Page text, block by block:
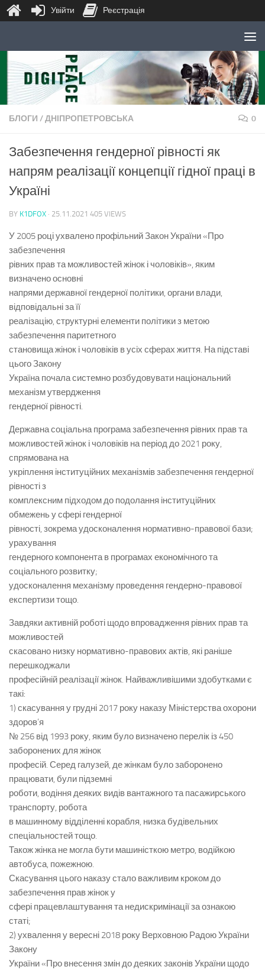
Skip to content
БЛОГИ /ДНІПРОПЕТРОВСЬКА 0
Забезпечення гендерної рівності як
напрям реалізації концепції гідної праці в
Україні
BY K1DFOX · 25.11.2021 405 VIEWS
У 2005 році ухвалено профільний Закон України «Про
забезпечення
рівних прав та можливостей жінок і чоловіків», яким
визначено основні
напрями державної гендерної політики, органи влади,
відповідальні за її
реалізацію, структурні елементи політики з метою
забезпечення паритетного
становища жінок і чоловіків в усіх сферах життя. На підставі
цього Закону
Україна почала системно розбудовувати національний
механізм утвердження
гендерної рівності.
Державна соціальна програма забезпечення рівних прав та
можливостей жінок і чоловіків на період до 2021 року,
спрямована на
укріплення інституційних механізмів забезпечення гендерної
рівності з
комплексним підходом до подолання інституційних
обмежень у сфері гендерної
рівності, зокрема удосконалення нормативно-правової бази;
урахування
гендерного компонента в програмах економічного та
соціального розвитку;
удосконалення механізму проведення гендерно-правової
експертизи тощо.
Завдяки активній роботі щодо впровадження рівних прав та
можливостей
скасовано низку нормативно-правових актів, які раніше
перешкоджали
професійній реалізації жінок. Найважливішими здобутками є
такі:
1) скасування у грудні 2017 року наказу Міністерства охорони
здоров’я
№ 256 від 1993 року, яким було визначено перелік із 450
заборонених для жінок
професій. Серед галузей, де жінкам було заборонено
працювати, були підземні
роботи, водіння деяких видів вантажного та пасажирського
транспорту, робота
в машинному відділенні корабля, низка будівельних
спеціальностей тощо.
Також жінка не могла бути машиністкою метро, водійкою
автобуса, пожежною.
Скасування цього наказу стало важливим кроком до
забезпечення прав жінок у
сфері працевлаштування та недискримінації за ознакою
статі;
2) ухвалення у вересні 2018 року Верховною Радою України
Закону
України «Про внесення змін до деяких законів України щодо
Увійти Реєстрація